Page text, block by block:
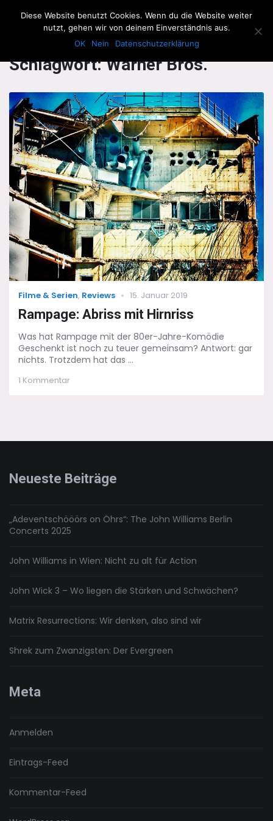
The Howling Men
Schlagwort:Warner Bros.
Categories
Filme & Serien, Reviews
Posted
on
15. Januar 2019
Rampage: Abriss mit Hirnriss
Was hat Rampage mit der 80er-Jahre-Komödie
Geschenkt ist noch zu teuer gemeinsam? Antwort: gar
nichts. Trotzdem hat das ...
1 Kommentarzu
Neueste Beiträge
„Adeventschööörs on Öhrs“: The John Williams Berlin
Concerts 2025
John Williams in Wien: Nicht zu alt für Action
John Wick 3 – Wo liegen die Stärken und Schwächen?
Matrix Resurrections: Wir denken, also sind wir
Shrek zum Zwanzigsten: Der Evergreen
Meta
Anmelden
Eintrags-Feed
Kommentar-Feed
Diese Website benutzt Cookies. Wenn du die Website weiter
nutzt, gehen wir von deinem Einverständnis aus.
OK
Nein Datenschutzerklärung